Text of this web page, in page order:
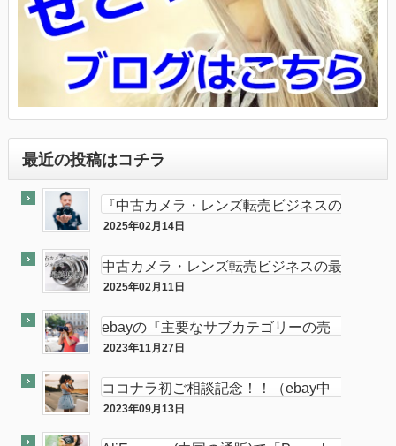
最近の投稿はコチラ
『中古カメラ・レンズ転売ビジネスの
最終奥義教えます』のebay輸出会員
2025年02月14日
中古カメラ・レンズ転売ビジネスの最
終奥義教えます…を販売開始し数ヶ月
2025年02月11日
ebayの『主要なサブカテゴリーの売
れ筋』がカメラである件
2023年11月27日
ココナラ初ご相談記念！！（ebay中
古フィルムカメラ輸出の相談をお受け
2023年09月13日